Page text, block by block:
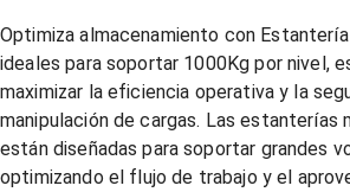
Optimiza almacenamiento con
ideales para soportar 1000Kg por nivel,
maximizar la eficiencia operativa y la
manipulación de cargas. Las estanterías
están diseñadas para soportar grandes
optimizando el flujo de trabajo y el